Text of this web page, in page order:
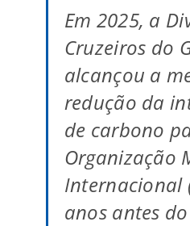
Em 2025, a
Cruzeiros do
alcançou a
redução da
de carbono
Organização
Internacional
anos antes